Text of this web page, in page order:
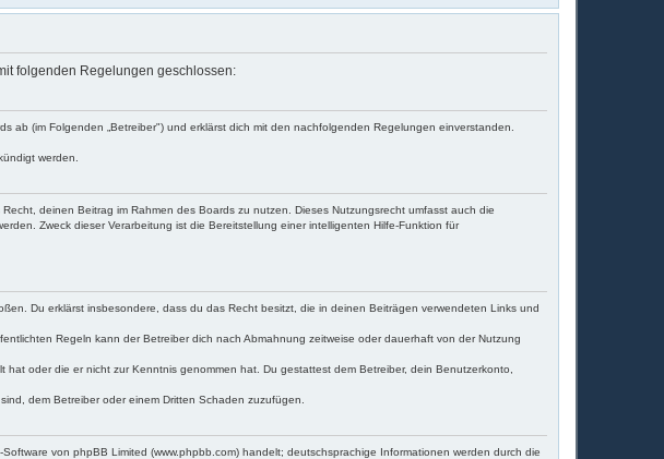
folgenden Regelungen geschlossen:
ab (im Folgenden „Betreiber") und erklärst dich mit den nachfolgenden Regelungen einverstanden.
werden.
deinen Beitrag im Rahmen des Boards zu nutzen. Dieses Nutzungsrecht umfasst auch die
Zweck dieser Verarbeitung ist die Bereitstellung einer intelligenten Hilfe-Funktion für
Du erklärst insbesondere, dass du das Recht besitzt, die in deinen Beiträgen verwendeten Links und
Regeln kann der Betreiber dich nach Abmahnung zeitweise oder dauerhaft von der Nutzung
oder die er nicht zur Kenntnis genommen hat. Du gestattest dem Betreiber, dein Benutzerkonto,
dem Betreiber oder einem Dritten Schaden zuzufügen.
von phpBB Limited (www.phpbb.com) handelt; deutschsprachige Informationen werden durch die